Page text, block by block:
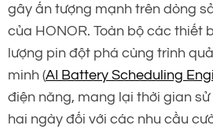
gây ấn tượng mạnh trên dòng
của HONOR. Toàn bộ các thiết
lượng pin đột phá cùng trình
minh (AI Battery Scheduling
điện năng, mang lại thời gian
hai ngày đối với các nhu cầu